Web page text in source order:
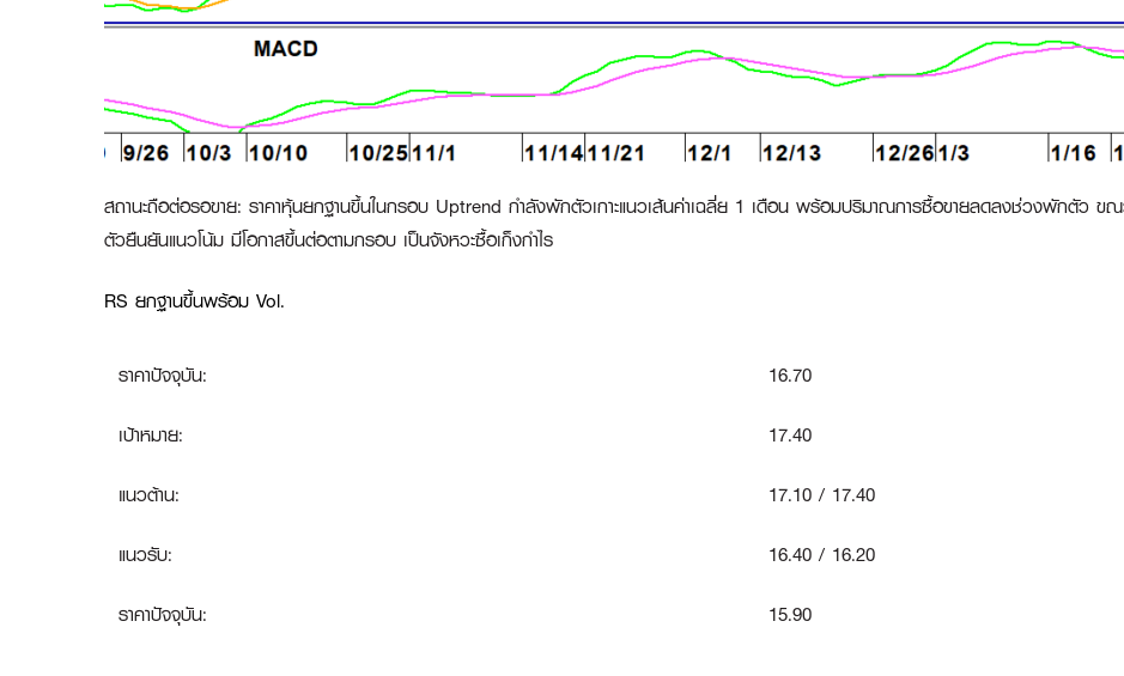
สถานะถือต่อรอขาย: ราคาหุ้นยกฐานขึ้นในกรอบ Uptrend กำลังพักตัวเกาะแนวเส้นค่าเฉลี่ย 1 เดือน พร้อมปริมาณการซื้อขายลดลงช่วงพักตัว ข
ตัวยืนยันแนวโน้ม มีโอกาสขึ้นต่อตามกรอบ เป็นจังหวะซื้อเก็งกำไร
RS ยกฐานขึ้นพร้อม Vol.
ราคาปัจจุบัน:
16.70
เป้าหมาย:
17.40
แนวต้าน:
17.10 / 17.40
แนวรับ:
16.40 / 16.20
ราคาปัจจุบัน:
15.90